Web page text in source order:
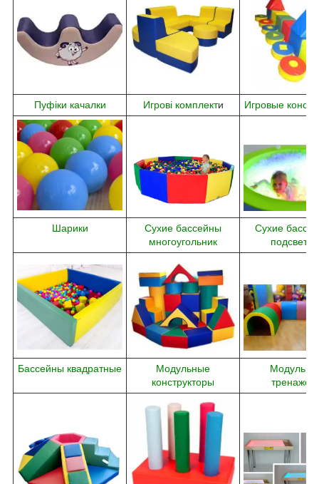
Пуфіки качалки Игрові комплекти Игровые
Шарики
Сухие бассейны
многоугольник
Сухие
Бассейны квадратные
Модульные
конструкторы